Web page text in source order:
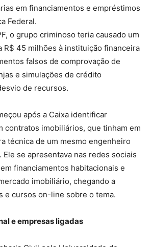
em financiamentos e empréstimos
Federal.
o grupo criminoso teria causado um
R$ 45 milhões à instituição financeira
falsos de comprovação de
e simulações de crédito
de recursos.
após a Caixa identificar
contratos imobiliários, que tinham em
técnica de um mesmo engenheiro
Ele se apresentava nas redes sociais
financiamentos habitacionais e
imobiliário, chegando a
e cursos on-line sobre o tema.
e empresas ligadas